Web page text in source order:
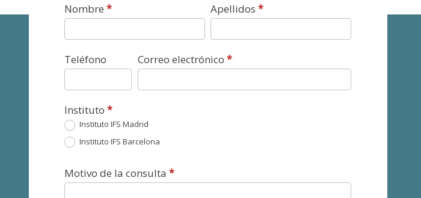
Contacto
Nombre* Apellidos*
Teléfono Correo electrónico *
Instituto*
Instituto IFS Madrid
Instituto IFS Barcelona
Motivo de la consulta*